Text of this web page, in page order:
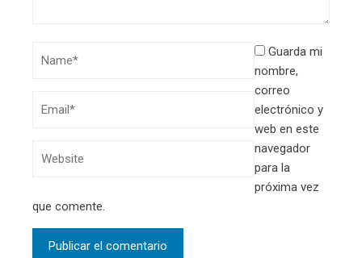
Guarda mi
nombre,
correo
electrónico y
web en este
navegador
para la
próxima vez
que comente.